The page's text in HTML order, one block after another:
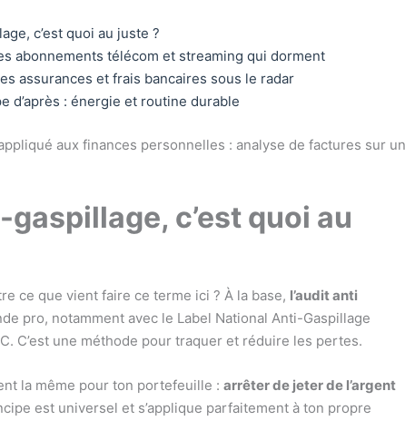
c’est quoi au juste ?
abonnements télécom et streaming qui dorment
assurances et frais bancaires sous le radar
d’après : énergie et routine durable
gaspillage, c’est quoi au
ce que vient faire ce terme ici ? À la base, l’audit anti
pro, notamment avec le Label National Anti-Gaspillage
C’est une méthode pour traquer et réduire les pertes.
la même pour ton portefeuille : arrêter de jeter de l’argent
est universel et s’applique parfaitement à ton propre